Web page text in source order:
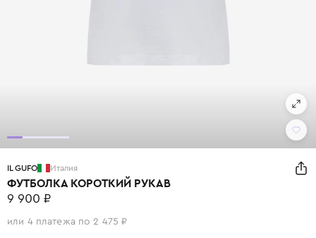
IL GUFO Италия
ФУТБОЛКА КОРОТКИЙ РУКАВ
9 900 ₽
или 4 платежа по 2 475 ₽